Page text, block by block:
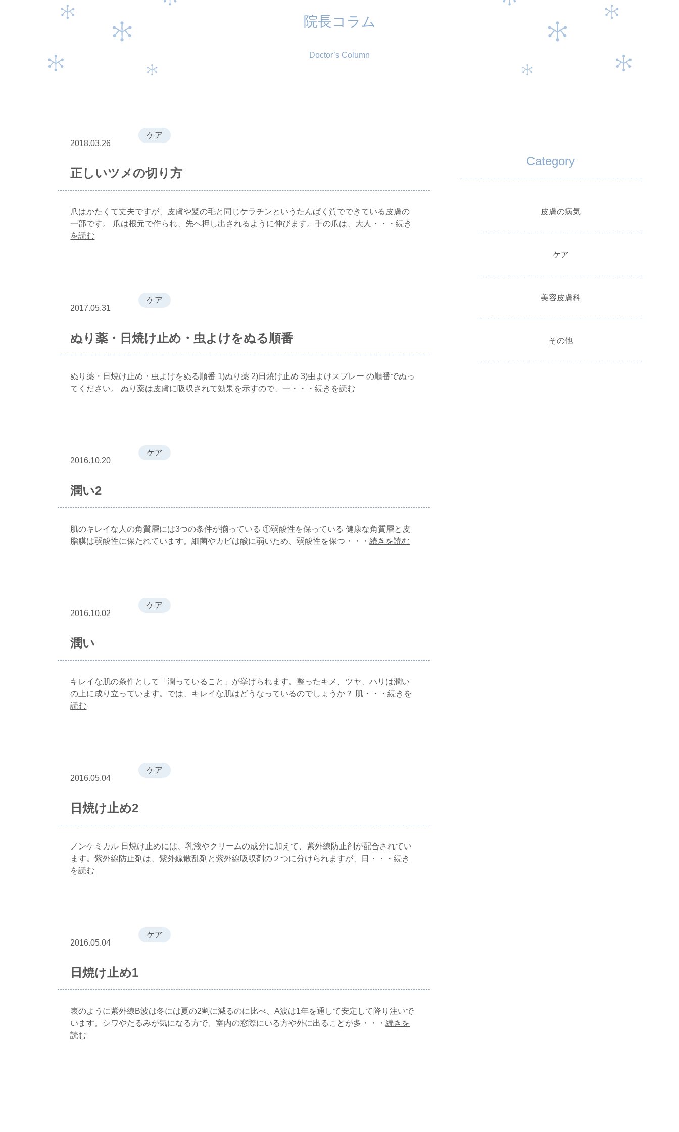
院長コラム
Doctor’s Column
2018.03.26
ケア
正しいツメの切り方
爪はかたくて丈夫ですが、皮膚や髪の毛と同じケラチンというたんぱく質でできている皮膚の
一部です。 爪は根元で作られ、先へ押し出されるように伸びます。手の爪は、大人・・・続き
を読む
2017.05.31
ケア
ぬり薬・日焼け止め・虫よけをぬる順番
ぬり薬・日焼け止め・虫よけをぬる順番 1)ぬり薬 2)日焼け止め 3)虫よけスプレー の順番でぬっ
てください。 ぬり薬は皮膚に吸収されて効果を示すので、一・・・続きを読む
2016.10.20
ケア
潤い2
肌のキレイな人の角質層には3つの条件が揃っている ①弱酸性を保っている 健康な角質層と皮
脂膜は弱酸性に保たれています。細菌やカビは酸に弱いため、弱酸性を保つ・・・続きを読む
2016.10.02
ケア
潤い
キレイな肌の条件として「潤っていること」が挙げられます。整ったキメ、ツヤ、ハリは潤い
の上に成り立っています。では、キレイな肌はどうなっているのでしょうか？ 肌・・・続きを
読む
2016.05.04
ケア
日焼け止め2
ノンケミカル 日焼け止めには、乳液やクリームの成分に加えて、紫外線防止剤が配合されてい
ます。紫外線防止剤は、紫外線散乱剤と紫外線吸収剤の２つに分けられますが、日・・・続き
を読む
2016.05.04
ケア
日焼け止め1
表のように紫外線B波は冬には夏の2割に減るのに比べ、A波は1年を通して安定して降り注いで
います。シワやたるみが気になる方で、室内の窓際にいる方や外に出ることが多・・・続きを
読む
Category
皮膚の病気
ケア
美容皮膚科
その他